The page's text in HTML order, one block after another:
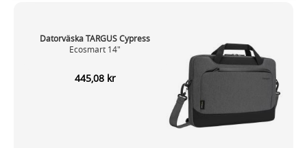
samlat in när du har använt deras tjänster.
Datorväska TARGUS Cypress
Ecosmart 14"
445,08 kr